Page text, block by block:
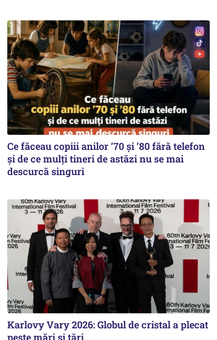
Ce făceau copiii anilor ’70 și ’80 fără telefon
și de ce mulți tineri de astăzi nu se mai
descurcă singuri
Karlovy Vary 2026: Globul de cristal a plecat
peste mări și țări